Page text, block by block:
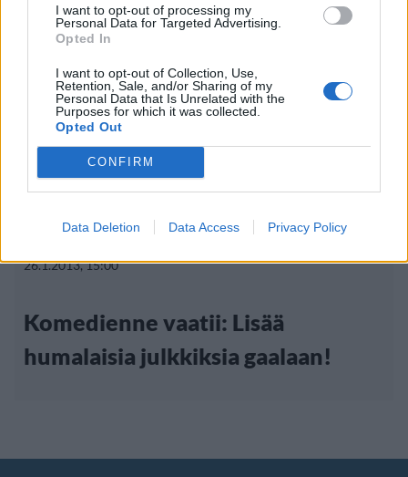
I want to opt-out of processing my
Personal Data for Targeted Advertising.
Opted In
I want to opt-out of Collection, Use,
Retention, Sale, and/or Sharing of my
Personal Data that Is Unrelated with the
Purposes for which it was collected.
Opted Out
CONFIRM
Data Deletion Data Access Privacy Policy
Viihdeuutiset
26.1.2013, 15:00
Komedienne vaatii: Lisää
humalaisia julkkiksia gaalaan!